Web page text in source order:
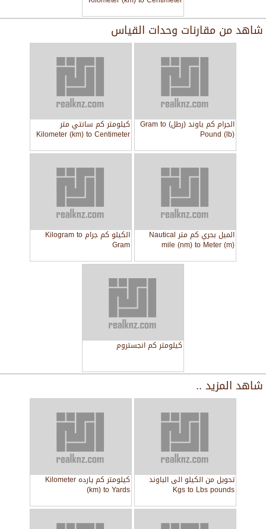
شاهد من مقارنات وحدات القياس
الجرام كم باوند (رطل) Gram to
Pound (lb)
كيلومتر كم سانتي متر
Kilometer (km) to Centimeter
الميل بحري كم متر Nautical
mile (nm) to Meter (m)
الكيلو كم جرام Kilogram to
Gram
كيلومتر كم انجستروم
شاهد المزيد ..
تحويل من الكيلو الى الباوند
Kgs to Lbs pounds
كيلومتر كم يارده Kilometer
(km) to Yards